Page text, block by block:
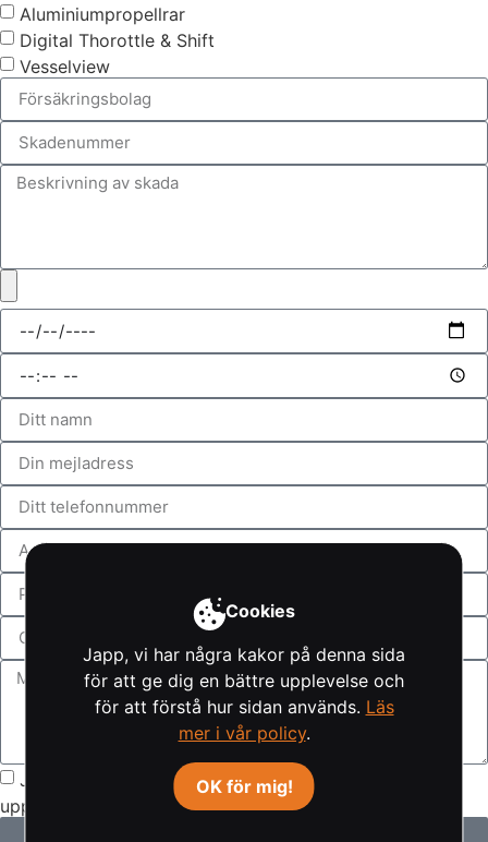
Aluminiumpropellrar
Digital Thorottle & Shift
Vesselview
Jag har läst integritetspolicy och godkänner att mina
uppgifter registreras
Cookies
Japp, vi har några kakor på denna sida
för att ge dig en bättre upplevelse och
för att förstå hur sidan används. Läs
mer i vår policy.
OK för mig!